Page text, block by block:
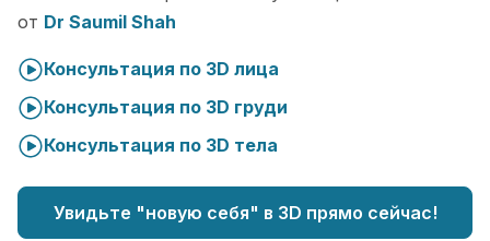
от Dr Saumil Shah
Консультация по 3D лица
Консультация по 3D груди
Консультация по 3D тела
Увидьте "новую себя" в 3D прямо сейчас!